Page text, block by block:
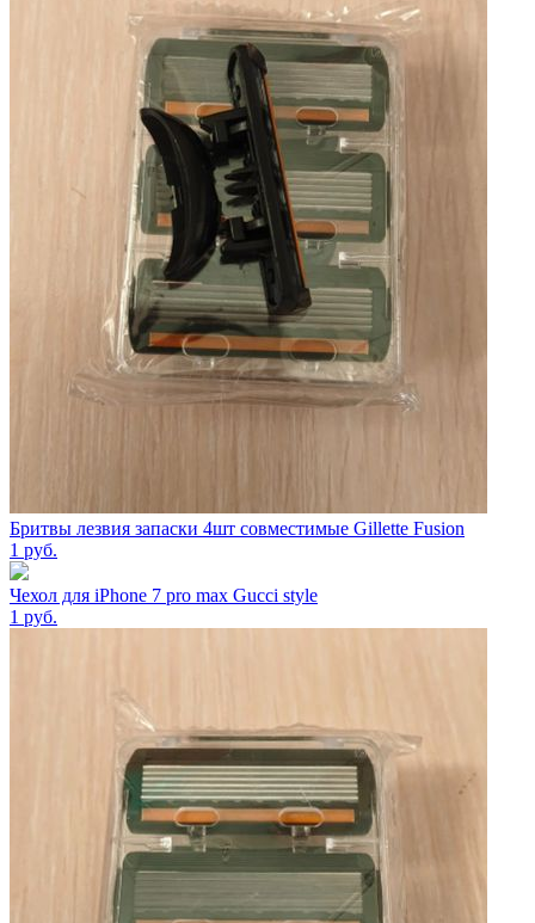
Бритвы лезвия запаски 4шт совместимые Gillette Fusion
1 руб.
Чехол для iPhone 7 pro max Gucci style
1 руб.